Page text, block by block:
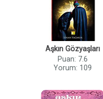
Aşkın Gözyaşları
Puan: 7.6
Yorum: 109